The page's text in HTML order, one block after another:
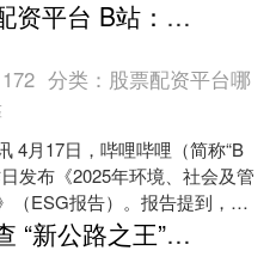
其队堪称中国女排的“苦主”。过
信康配资平台 B站：2025年日活1.12亿 UP主人均收入同比增长21%
172 分类： 股票配资平台哪
4月17日，哔哩哔哩（简称“B
发布《2025年环境、社会及管
（ESG报告）。报告提到，
站日活用户、月活用户及用户日
速速查 “新公路之王”极氪8X上市：售价32.98万元起，剑指BBA高性能旗舰